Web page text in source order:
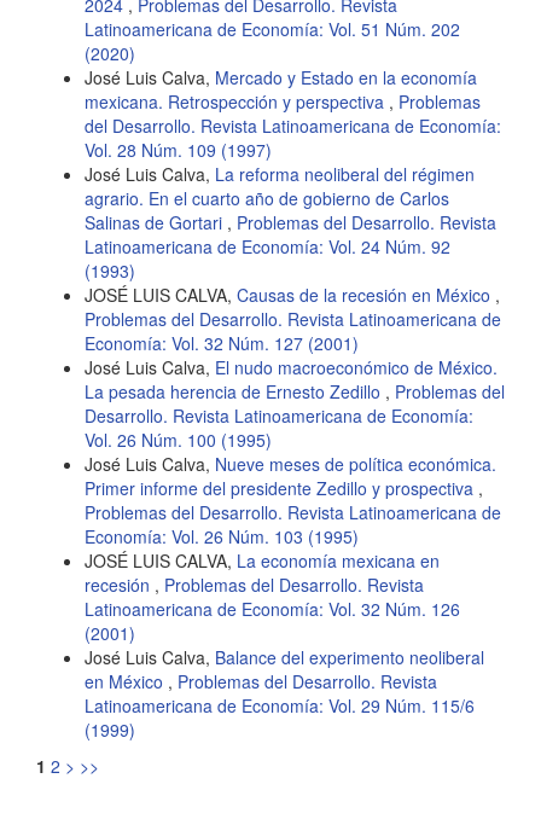
2024 , Problemas del Desarrollo. Revista
Latinoamericana de Economía: Vol. 51 Núm. 202
(2020)
José Luis Calva, Mercado y Estado en la economía
mexicana. Retrospección y perspectiva , Problemas
del Desarrollo. Revista Latinoamericana de Economía:
Vol. 28 Núm. 109 (1997)
José Luis Calva, La reforma neoliberal del régimen
agrario. En el cuarto año de gobierno de Carlos
Salinas de Gortari , Problemas del Desarrollo. Revista
Latinoamericana de Economía: Vol. 24 Núm. 92
(1993)
JOSÉ LUIS CALVA, Causas de la recesión en México ,
Problemas del Desarrollo. Revista Latinoamericana de
Economía: Vol. 32 Núm. 127 (2001)
José Luis Calva, El nudo macroeconómico de México.
La pesada herencia de Ernesto Zedillo , Problemas del
Desarrollo. Revista Latinoamericana de Economía:
Vol. 26 Núm. 100 (1995)
José Luis Calva, Nueve meses de política económica.
Primer informe del presidente Zedillo y prospectiva ,
Problemas del Desarrollo. Revista Latinoamericana de
Economía: Vol. 26 Núm. 103 (1995)
JOSÉ LUIS CALVA, La economía mexicana en
recesión , Problemas del Desarrollo. Revista
Latinoamericana de Economía: Vol. 32 Núm. 126
(2001)
José Luis Calva, Balance del experimento neoliberal
en México , Problemas del Desarrollo. Revista
Latinoamericana de Economía: Vol. 29 Núm. 115/6
(1999)
1 2 > >>